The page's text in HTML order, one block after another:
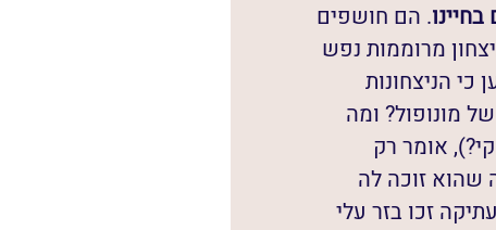
. הם חושפים
מרוממות נפש
הניצחונות
מונופול? ומה
אומר רק
שהוא זוכה לה
זכו בזר עלי